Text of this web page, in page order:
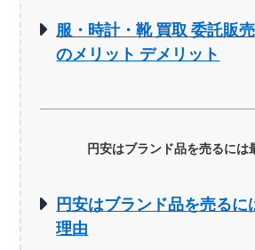
服・時計・靴 買取 委託販
のメリット デメリット
円安はブランド品を売るには
円安はブランド品を売るに
理由